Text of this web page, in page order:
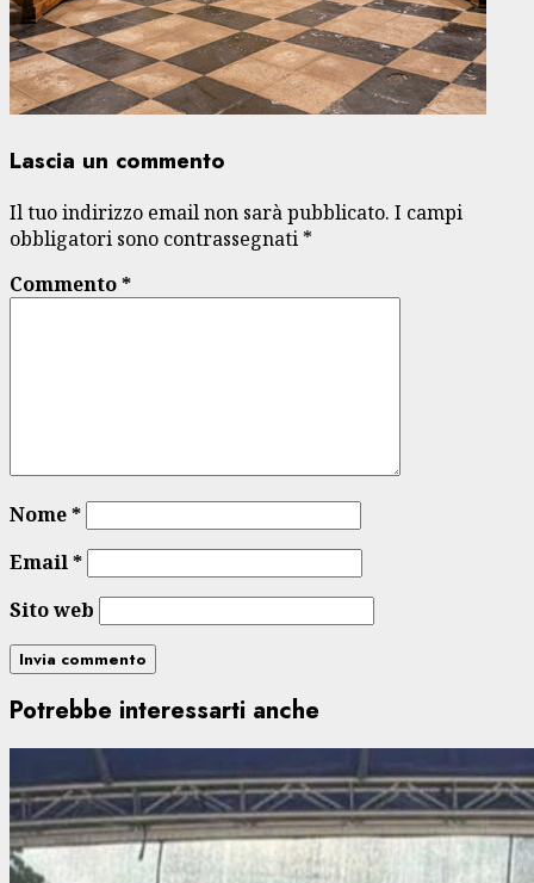
Lascia un commento
Il tuo indirizzo email non sarà pubblicato. I campi
obbligatori sono contrassegnati *
Commento*
Nome*
Email*
Sito web
Potrebbe interessarti anche